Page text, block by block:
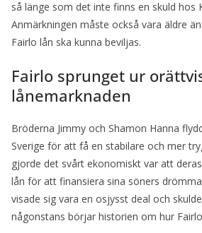
så länge som det inte finns en skuld hos
Anmärkningen måste också vara äldre
Fairlo lån ska kunna beviljas.
Fairlo sprunget ur
lånemarknaden
Bröderna Jimmy och Shamon Hanna
Sverige för att få en stabilare och mer
gjorde det svårt ekonomiskt var att
lån för att finansiera sina söners
visade sig vara en osjysst deal och
någonstans börjar historien om hur